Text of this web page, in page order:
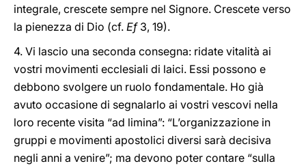
integrale, crescete sempre nel Signore. Crescete verso
la pienezza di Dio (cf. Ef3, 19).
4. Vi lascio una seconda consegna: ridate vitalità ai
vostri movimenti ecclesiali di laici. Essi possono e
debbono svolgere un ruolo fondamentale. Ho già
avuto occasione di segnalarlo ai vostri vescovi nella
loro recente visita “ad limina”: “L’organizzazione in
gruppi e movimenti apostolici diversi sarà decisiva
negli anni a venire”; ma devono poter contare “sulla